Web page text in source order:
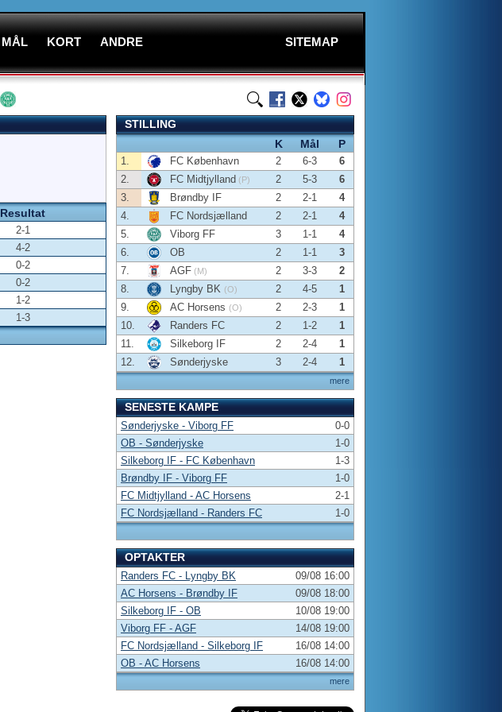
MÅL KORT ANDRE SITEMAP
Resultat
2-1
4-2
0-2
0-2
1-2
1-3
STILLING
K
Mål P
mere
1. FC København 2 6-3
6
2.
FC Midtjylland (P) 2 5-3
6
3.
Brøndby IF 2 2-1
4
4.
FC Nordsjælland 2 2-1
4
5.
Viborg FF 3 1-1
4
6.
OB 2 1-1
3
7.
AGF (M) 2 3-3
2
8.
Lyngby BK (O) 2 4-5
1
9.
AC Horsens (O) 2 2-3
1
10.
Randers FC 2 1-2
1
11.
Silkeborg IF 2 2-4
1
12.
Sønderjyske 3 2-4 1
SENESTE KAMPE
Sønderjyske - Viborg FF
0-0
OB - Sønderjyske
1-0
Silkeborg IF - FC København
1-3
Brøndby IF - Viborg FF
1-0
FC Midtjylland - AC Horsens
2-1
FC Nordsjælland - Randers FC
1-0
OPTAKTER
mere
Randers FC - Lyngby BK
09/08 16:00
AC Horsens - Brøndby IF
09/08 18:00
Silkeborg IF - OB
10/08 19:00
Viborg FF - AGF
14/08 19:00
FC Nordsjælland - Silkeborg IF
16/08 14:00
OB - AC Horsens
16/08 14:00